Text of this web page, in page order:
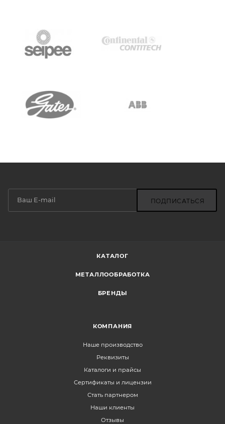
ПОДПИСАТЬСЯ
КАТАЛОГ
МЕТАЛЛООБРАБОТКА
БРЕНДЫ
КОМПАНИЯ
Наше производство
Реквизиты
Каталоги и прайсы
Сертификаты и лицензии
Стать партнером
Наши клиенты
Отзывы